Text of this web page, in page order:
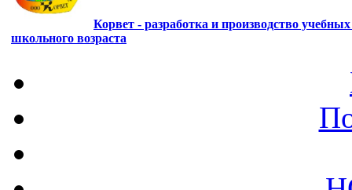
Корвет - разработка и производство
школьного возраста